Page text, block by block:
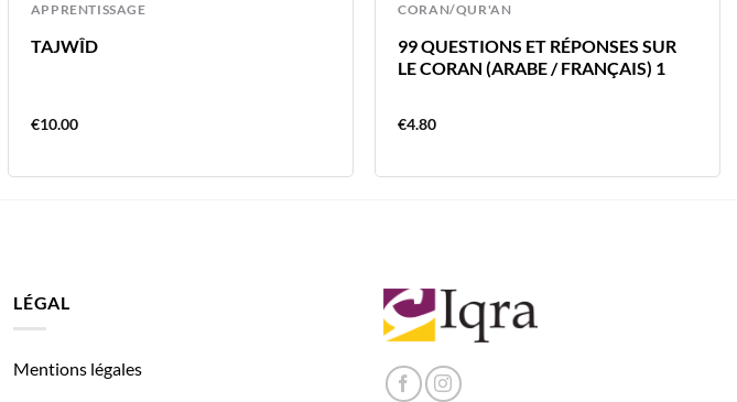
APPRENTISSAGE
TAJWÎD
€10.00
CORAN/QUR'AN
99 QUESTIONS ET RÉPONSES SUR
LE CORAN (ARABE / FRANÇAIS) 1
€4.80
LÉGAL
Mentions légales